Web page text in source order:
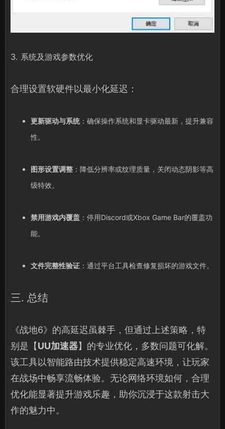
3. 系统及游戏参数优化
合理设置软硬件以最小化延迟：
更新驱动与系统：确保操作系统和显卡驱动最新，提升兼容
性。
图形设置调整：降低分辨率或纹理质量，关闭动态阴影等高
级特效。
禁用游戏内覆盖：停用Discord或Xbox Game Bar的覆盖功
能。
文件完整性验证：通过平台工具检查修复损坏的游戏文件。
三. 总结
《战地6》的高延迟虽棘手，但通过上述策略，特
别是【UU加速器】的专业优化，多数问题可化解。
该工具以智能路由技术提供稳定高速环境，让玩家
在战场中畅享流畅体验。无论网络环境如何，合理
优化能显著提升游戏乐趣，助你沉浸于这款射击大
作的魅力中。